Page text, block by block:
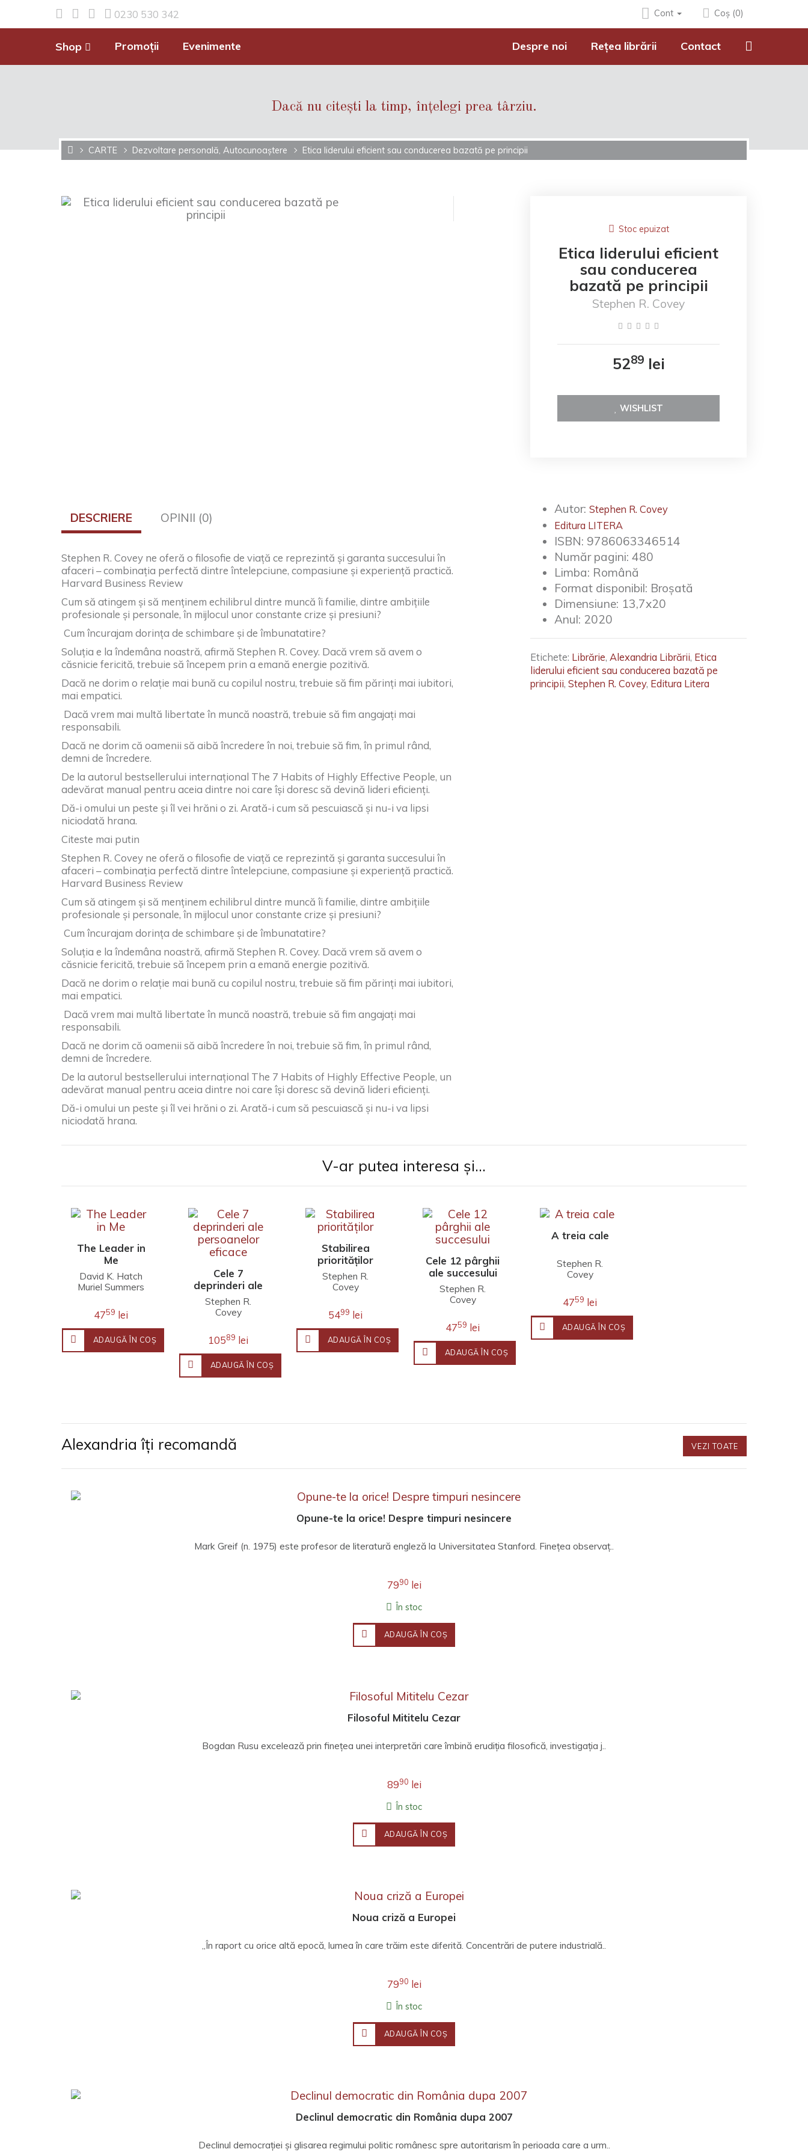
0230 530 342 Cont Coș (0)
Shop Promoții Evenimente Despre noi Rețea librării Contact
Dacă nu citești la timp, înțelegi prea târziu.
CARTE Dezvoltare personală, Autocunoaștere Etica liderului eficient sau conducerea bazată pe principii
Stoc epuizat
Etica liderului eficient
sau conducerea
bazată pe principii
Stephen R. Covey
5289lei
WISHLIST
DESCRIERE OPINII (0)
Stephen R. Covey ne oferă o filosofie de viață ce reprezintă și garanta succesului în
afaceri – combinația perfectă dintre întelepciune, compasiune și experiență practică.
Harvard Business Review
Cum să atingem și să menținem echilibrul dintre muncă îi familie, dintre ambițiile
profesionale și personale, în mijlocul unor constante crize și presiuni?
Cum încurajam dorința de schimbare și de îmbunatatire?
Soluția e la îndemâna noastră, afirmă Stephen R. Covey. Dacă vrem să avem o
căsnicie fericită, trebuie să începem prin a emană energie pozitivă.
Dacă ne dorim o relație mai bună cu copilul nostru, trebuie să fim părinți mai iubitori,
mai empatici.
Dacă vrem mai multă libertate în muncă noastră, trebuie să fim angajați mai
responsabili.
Dacă ne dorim că oamenii să aibă încredere în noi, trebuie să fim, în primul rând,
demni de încredere.
De la autorul bestsellerului internațional The 7 Habits of Highly Effective People, un
adevărat manual pentru aceia dintre noi care își doresc să devină lideri eficienți.
Dă-i omului un peste și îl vei hrăni o zi. Arată-i cum să pescuiască și nu-i va lipsi
niciodată hrana.
Citeste mai putin
Stephen R. Covey ne oferă o filosofie de viață ce reprezintă și garanta succesului în
afaceri – combinația perfectă dintre întelepciune, compasiune și experiență practică.
Harvard Business Review
Cum să atingem și să menținem echilibrul dintre muncă îi familie, dintre ambițiile
profesionale și personale, în mijlocul unor constante crize și presiuni?
Cum încurajam dorința de schimbare și de îmbunatatire?
Soluția e la îndemâna noastră, afirmă Stephen R. Covey. Dacă vrem să avem o
căsnicie fericită, trebuie să începem prin a emană energie pozitivă.
Dacă ne dorim o relație mai bună cu copilul nostru, trebuie să fim părinți mai iubitori,
mai empatici.
Dacă vrem mai multă libertate în muncă noastră, trebuie să fim angajați mai
responsabili.
Dacă ne dorim că oamenii să aibă încredere în noi, trebuie să fim, în primul rând,
demni de încredere.
De la autorul bestsellerului internațional The 7 Habits of Highly Effective People, un
adevărat manual pentru aceia dintre noi care își doresc să devină lideri eficienți.
Dă-i omului un peste și îl vei hrăni o zi. Arată-i cum să pescuiască și nu-i va lipsi
niciodată hrana.
Autor: Stephen R. Covey
Editura LITERA
ISBN: 9786063346514
Număr pagini: 480
Limba: Română
Format disponibil: Broșată
Dimensiune: 13,7x20
Anul: 2020
Etichete: Librărie, Alexandria Librării, Etica
liderului eficient sau conducerea bazată pe
principii, Stephen R. Covey, Editura Litera
V-ar putea interesa și...
The Leader in
Me
David K. Hatch
Muriel Summers
Stephen R.
Covey
4759 lei
ADAUGĂ ÎN COŞ
Cele 7
deprinderi ale
persoanelor
eficace
Stephen R.
Covey
10589 lei
ADAUGĂ ÎN COŞ
Stabilirea
priorităților
Stephen R.
Covey
Rebecca R.
Merrill
5499 lei
ADAUGĂ ÎN COŞ
Cele 12 pârghii
ale succesului
Stephen R.
Covey
4759 lei
ADAUGĂ ÎN COŞ
A treia cale
Stephen R.
Covey
4759 lei
ADAUGĂ ÎN COŞ
Alexandria îți recomandă VEZI TOATE
Opune-te la orice! Despre timpuri nesincere
Mark Greif (n. 1975) este profesor de literatură engleză la Universitatea Stanford. Fineţea observaţ..
7990 lei
În stoc
ADAUGĂ ÎN COŞ
Filosoful Mititelu Cezar
Bogdan Rusu excelează prin finețea unei interpretări care îmbină erudiția filosofică, investigația j..
8990 lei
În stoc
ADAUGĂ ÎN COŞ
Noua criză a Europei
„În raport cu orice altă epocă, lumea în care trăim este diferită. Concentrări de putere industrială..
7990 lei
În stoc
ADAUGĂ ÎN COŞ
Declinul democratic din România dupa 2007
Declinul democrației și glisarea regimului politic românesc spre autoritarism în perioada care a urm..